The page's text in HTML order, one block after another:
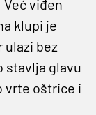
viđen
klupi je
ulazi bez
stavlja glavu
vrte oštrice i